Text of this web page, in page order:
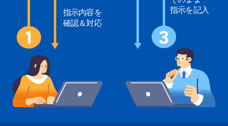
指示内容を
確認＆対応
指示を記入